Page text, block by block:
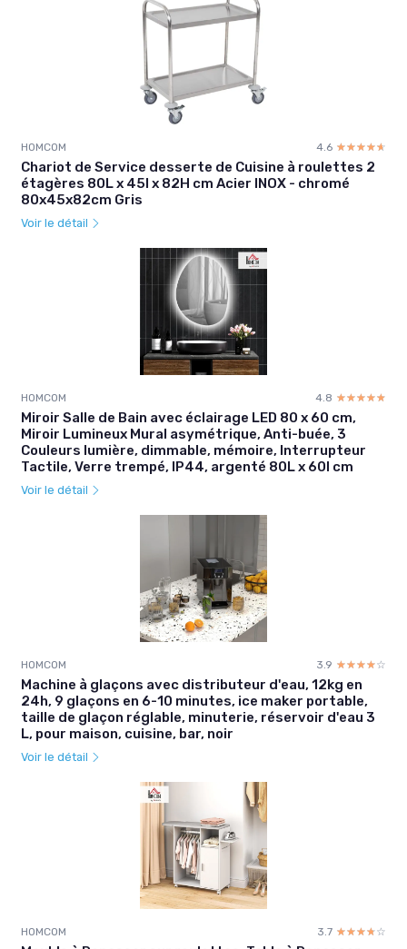
HOMCOM 4.6 ☆☆☆☆☆
★★★★★
Chariot de Service desserte de Cuisine à roulettes 2
étagères 80L x 45l x 82H cm Acier INOX - chromé
80x45x82cm Gris
Voir le détail
HOMCOM 4.8 ☆☆☆☆☆
★★★★★
Miroir Salle de Bain avec éclairage LED 80 x 60 cm,
Miroir Lumineux Mural asymétrique, Anti-buée, 3
Couleurs lumière, dimmable, mémoire, Interrupteur
Tactile, Verre trempé, IP44, argenté 80L x 60l cm
Voir le détail
HOMCOM 3.9 ☆☆☆☆☆
★★★★★
Machine à glaçons avec distributeur d'eau, 12kg en
24h, 9 glaçons en 6-10 minutes, ice maker portable,
taille de glaçon réglable, minuterie, réservoir d'eau 3
L, pour maison, cuisine, bar, noir
Voir le détail
HOMCOM 3.7 ☆☆☆☆☆
★★★★★